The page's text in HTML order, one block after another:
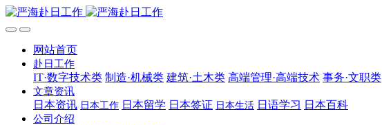
网站首页
赴日工作
IT·数字技术类 制造·机械类 建筑·土木类 高端管理·高端技术 事务·文职类
文章资讯
日本资讯 日本工作 日本留学 日本签证 日本生活 日语学习 日本百科
公司介绍